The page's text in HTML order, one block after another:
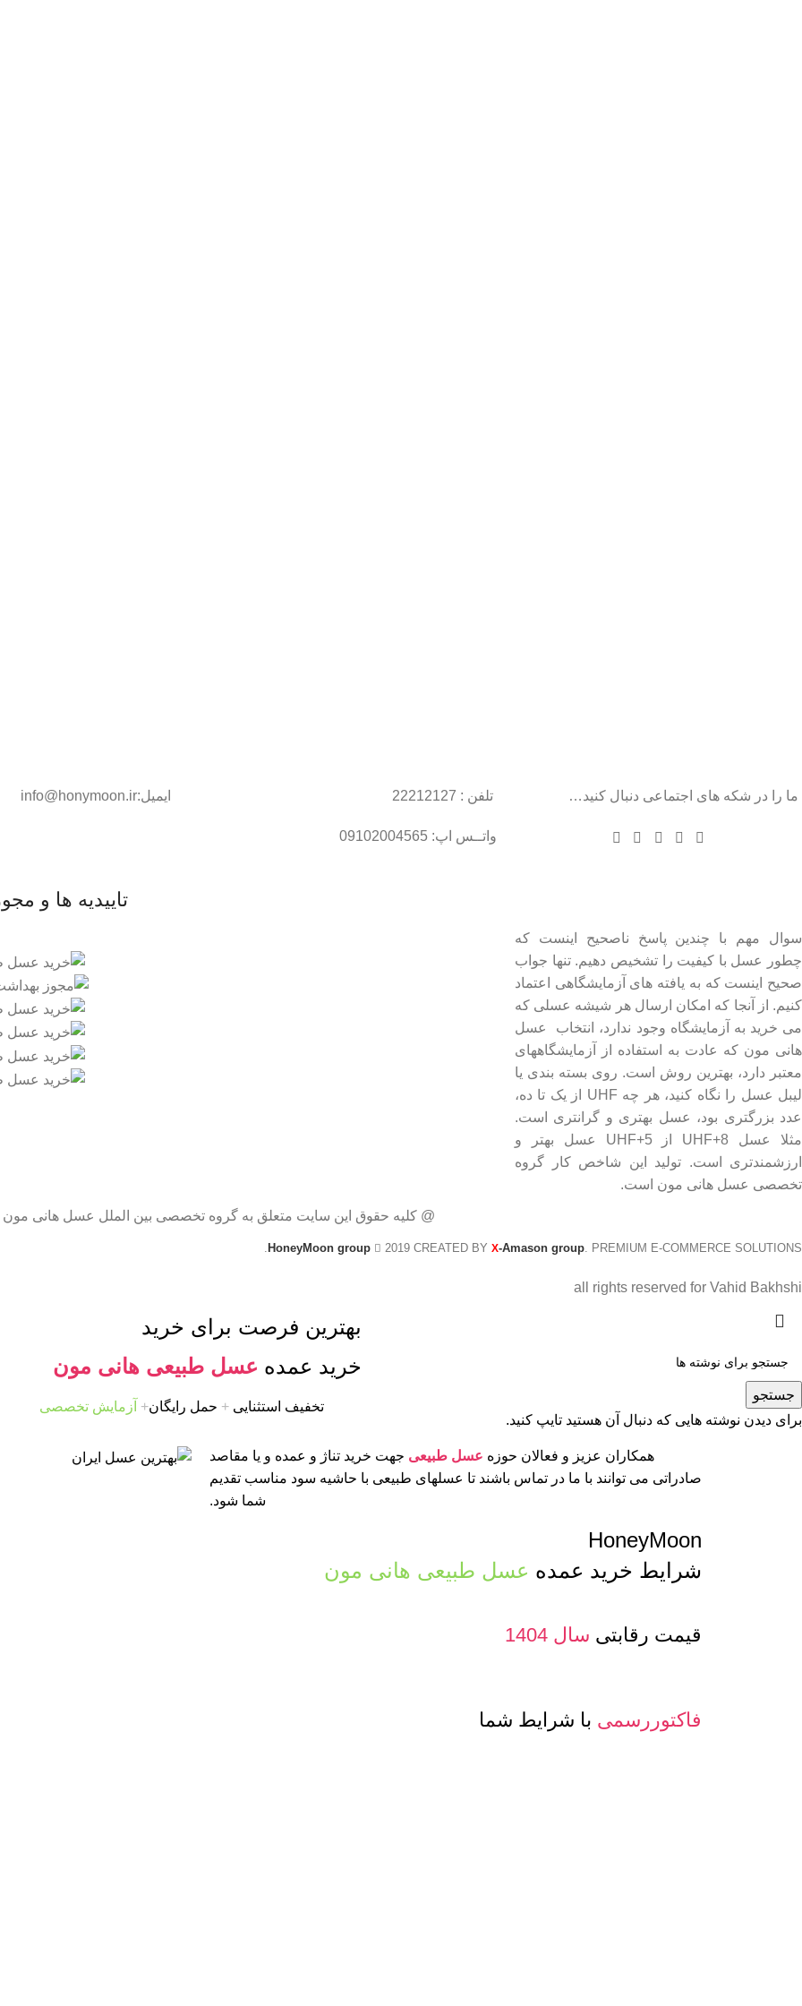
ما را در شکه های اجتماعی دنبال کنید… تلفن : 22212127
واتــس اپ: 09102004565
ایمیل:info@honymoon.ir
سوال مهم با چندین پاسخ ناصحیح اینست که
چطور عسل با کیفیت را تشخیص دهیم. تنها جواب
صحیح اینست که به یافته های آزمایشگاهی اعتماد
کنیم. از آنجا که امکان ارسال هر شیشه عسلی که
می خرید به آزمایشگاه وجود ندارد، انتخاب عسل
هانی مون که عادت به استفاده از آزمایشگاههای
معتبر دارد، بهترین روش است. روی بسته بندی یا
لیبل عسل را نگاه کنید، هر چه UHF از یک تا ده،
عدد بزرگتری بود، عسل بهتری و گرانتری است.
مثلا عسل UHF+8 از UHF+5 عسل بهتر و
ارزشمندتری است. تولید این شاخص کار گروه
تخصصی عسل هانی مون است.
تاییدیه ها و
@ کلیه حقوق این سایت متعلق به گروه تخصصی بین الملل عسل هانی
HoneyMoon group 2019 CREATED BY X-Amason group. PREMIUM E-COMMERCE SOLUTIONS.
all rights reserved for Vahid Bakhshi
جستجو
برای دیدن نوشته هایی که دنبال آن هستید تایپ کنید.
بهترین فرصت برای خرید
خرید عمده عسل طبیعی هانی مون
تخفیف استثنایی + حمل رایگان+ آزمایش تخصصی
همکاران عزیز و فعالان حوزه عسل طبیعی جهت خرید تناژ و عمده و یا مقاصد
صادراتی می توانند با ما در تماس باشند تا عسلهای طبیعی با حاشیه سود مناسب تقدیم
شما شود.
HoneyMoon
شرایط خرید عمده عسل طبیعی هانی مون
قیمت رقابتی سال 1404
فاکتوررسمی با شرایط شما